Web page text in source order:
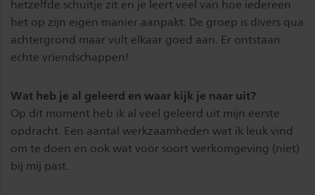
hetzelfde schuitje zit en je leert veel van hoe iedereen
het op zijn eigen manier aanpakt. De groep is divers qua
achtergrond maar vult elkaar goed aan. Er ontstaan
echte vriendschappen!
Wat heb je al geleerd en waar kijk je naar uit?
Op dit moment heb ik al veel geleerd uit mijn eerste
opdracht. Een aantal werkzaamheden wat ik leuk vind
om te doen en ook wat voor soort werkomgeving (niet)
bij mij past.